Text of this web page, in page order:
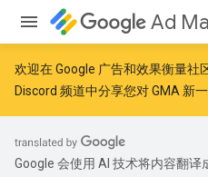
Ad
欢迎在 Google 广告和效果衡量社
Discord 频道中分享您对 GMA 新一
Google 会使用 AI 技术将内容翻